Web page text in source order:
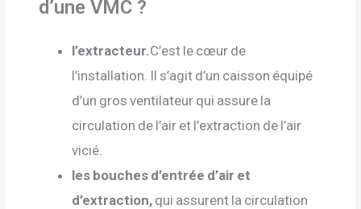
d’une VMC ?
l’extracteur.C’est le cœur de
l’installation. Il s’agit d’un caisson équipé
d’un gros ventilateur qui assure la
circulation de l’air et l’extraction de l’air
vicié.
les bouches d’entrée d’air et
d’extraction, qui assurent la circulation